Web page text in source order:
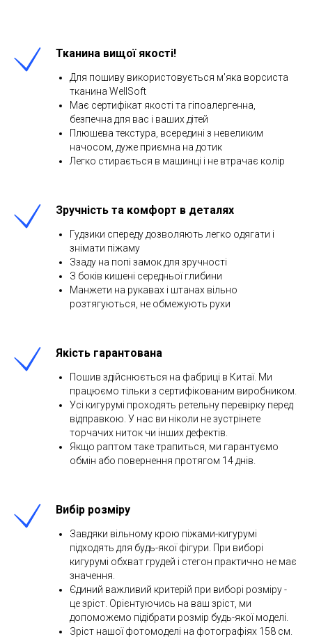
Тканина вищої якості!
Для пошиву використовується м'яка ворсиста
тканина WellSoft
Має сертифікат якості та гіпоалергенна,
безпечна для вас і ваших дітей
Плюшева текстура, всередині з невеликим
начосом, дуже приємна на дотик
Легко стирається в машинці і не втрачає колір
Зручність та комфорт в деталях
Гудзики спереду дозволяють легко одягати і
знімати піжаму
Ззаду на попі замок для зручності
З боків кишені середньої глибини
Манжети на рукавах і штанах вільно
розтягуються, не обмежують рухи
Якість гарантована
Пошив здійснюється на фабриці в Китаї. Ми
працюємо тільки з сертифікованим виробником.
Усі кигурумі проходять ретельну перевірку перед
відправкою. У нас ви ніколи не зустрінете
торчачих ниток чи інших дефектів.
Якщо раптом таке трапиться, ми гарантуємо
обмін або повернення протягом 14 днів.
Вибір розміру
Завдяки вільному крою піжами-кигурумі
підходять для будь-якої фігури. При виборі
кигурумі обхват грудей і стегон практично не має
значення.
Єдиний важливий критерій при виборі розміру -
це зріст. Орієнтуючись на ваш зріст, ми
допоможемо підібрати розмір будь-якої моделі.
Зріст нашої фотомоделі на фотографіях 158 см.